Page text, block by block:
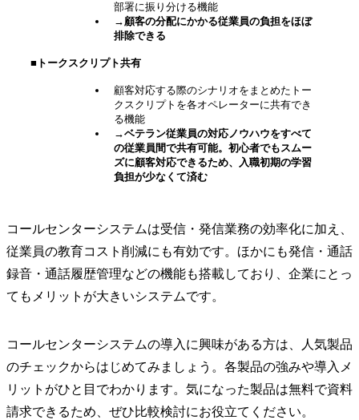
部署に振り分ける機能
→顧客の分配にかかる従業員の負担をほぼ
排除できる
■トークスクリプト共有
顧客対応する際のシナリオをまとめたトー
クスクリプトを各オペレーターに共有でき
る機能
→ベテラン従業員の対応ノウハウをすべて
の従業員間で共有可能。初心者でもスムー
ズに顧客対応できるため、入職初期の学習
負担が少なくて済む
コールセンターシステムは受信・発信業務の効率化に加え、
従業員の教育コスト削減にも有効です。ほかにも発信・通話
録音・通話履歴管理などの機能も搭載しており、企業にとっ
てもメリットが大きいシステムです。
コールセンターシステムの導入に興味がある方は、人気製品
のチェックからはじめてみましょう。各製品の強みや導入メ
リットがひと目でわかります。気になった製品は無料で資料
請求できるため、ぜひ比較検討にお役立てください。